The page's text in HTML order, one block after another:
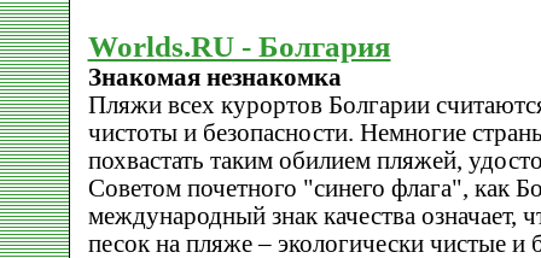
Worlds.RU - Болгария
Знакомая незнакомка
Пляжи всех курортов Болгарии
чистоты и безопасности. Немногие
похвастать таким обилием пляжей,
Советом почетного "синего флага", как
международный знак качества означает,
песок на пляже – экологически чистые и